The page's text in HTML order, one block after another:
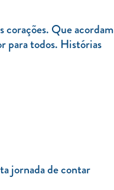
corações. Que acordam
para todos. Histórias
jornada de contar